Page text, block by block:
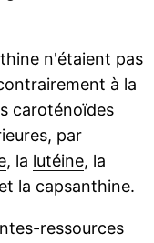
n'étaient pas
à la
caroténoïdes
par
, la lutéine, la
la capsanthine.
ressources